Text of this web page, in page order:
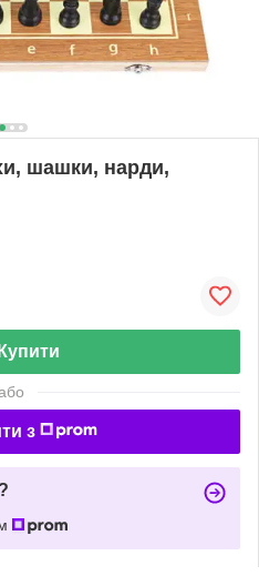
шашки, нарди,
Купити
з